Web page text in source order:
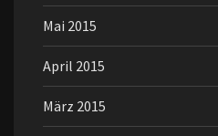
Mai 2015
April 2015
März 2015